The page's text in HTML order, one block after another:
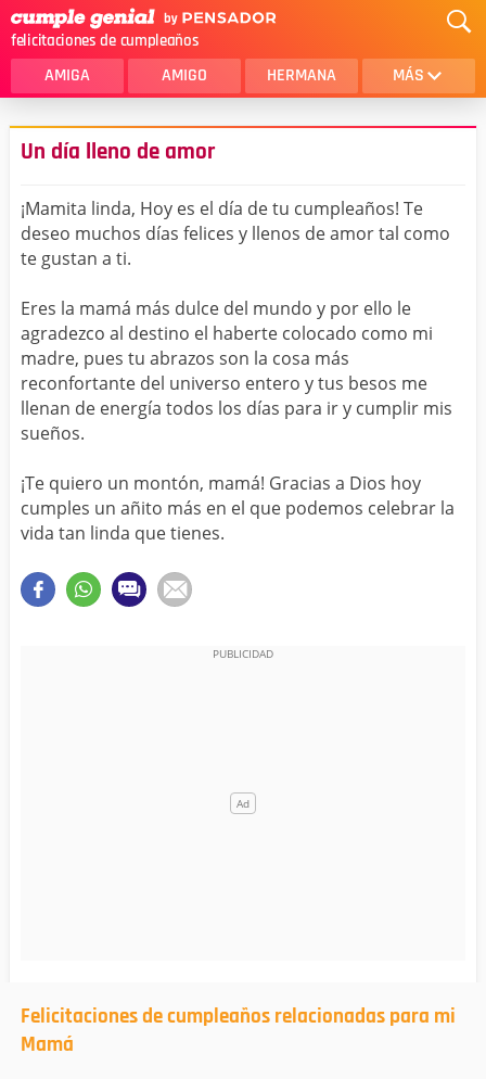
felicitaciones de cumpleaños
AMIGA AMIGO HERMANA MÁS
MAMA
AMOR
SOBRINA
HIJA
HERMANO
NOVIA
ESPOSO
PAPA
HOMBRE
TIA
CUÑADA
ALGUIEN ESPECIAL
TODAS LAS CATEGORÍAS
Un día lleno de amor
¡Mamita linda, Hoy es el día de tu cumpleaños! Te
deseo muchos días felices y llenos de amor tal como
te gustan a ti.
Eres la mamá más dulce del mundo y por ello le
agradezco al destino el haberte colocado como mi
madre, pues tu abrazos son la cosa más
reconfortante del universo entero y tus besos me
llenan de energía todos los días para ir y cumplir mis
sueños.
¡Te quiero un montón, mamá! Gracias a Dios hoy
cumples un añito más en el que podemos celebrar la
vida tan linda que tienes.
Felicitaciones de cumpleaños relacionadas para mi
Mamá